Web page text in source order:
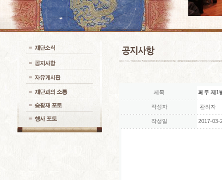
제목 페루 제1
작성자 관리자
작성일 2017-03-